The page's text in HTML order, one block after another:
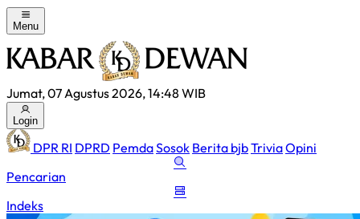
Menu
Jumat, 07 Agustus 2026, 14:48 WIB
Login
DPR RI DPRD PemdaSosok Berita bjbTriviaOpini
Pencarian
Indeks